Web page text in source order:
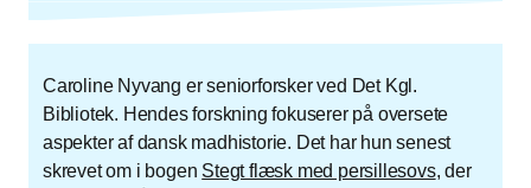
Caroline Nyvang er seniorforsker ved Det Kgl.
Bibliotek. Hendes forskning fokuserer på oversete
aspekter af dansk madhistorie. Det har hun senest
skrevet om i bogen Stegt flæsk med persillesovs, der